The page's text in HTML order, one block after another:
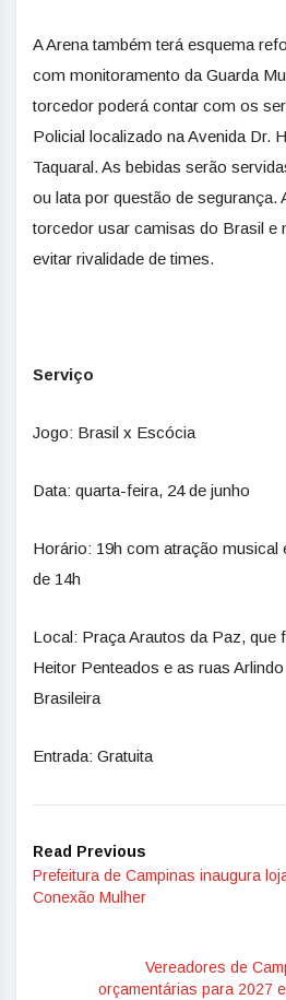
A Arena também terá esquema
com monitoramento da Guarda
torcedor poderá contar com os
Policial localizado na Avenida Dr.
Taquaral. As bebidas serão
ou lata por questão de segurança.
torcedor usar camisas do Brasil e
evitar rivalidade de times.
Serviço
Jogo: Brasil x Escócia
Data: quarta-feira, 24 de junho
Horário: 19h com atração musical
de 14h
Local: Praça Arautos da Paz, que
Heitor Penteados e as ruas
Brasileira
Entrada: Gratuita
Read Previous
Prefeitura de Campinas inaugura
Conexão Mulher
Vereadores de
orçamentárias para 2027